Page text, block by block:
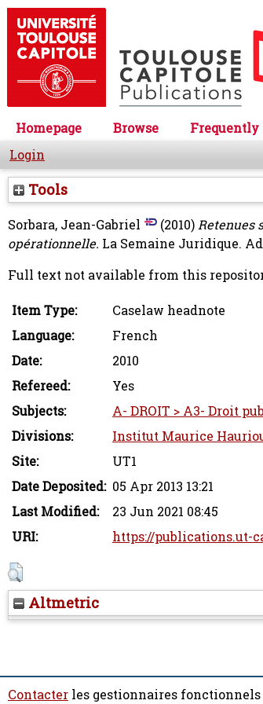
Homepage Browse Frequently
Login
Tools
Sorbara, Jean-Gabriel (2010)Retenues
opérationnelle. La Semaine Juridique.
Full text not available from this
Item Type:
Caselaw headnote
Language:
French
Date:
2010
Refereed:
Yes
Subjects:
A- DROIT > A3- Droit
Divisions:
Institut Maurice
Site:
UT1
Date Deposited: 05 Apr 2013 13:21
Last Modified:
23 Jun 2021 08:45
URI:
https://publications.ut-
Altmetric
Contacter les gestionnaires